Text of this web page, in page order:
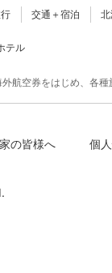
交通＋宿泊
テル
航空券をはじめ、各
の皆様へ 個